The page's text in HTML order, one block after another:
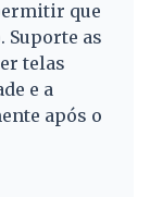
que
Suporte as
telas
e a
após o